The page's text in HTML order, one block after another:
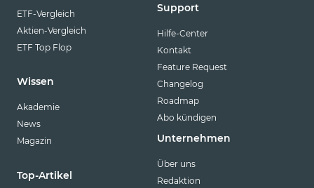
ETF-Vergleich
Aktien-Vergleich
ETF Top Flop
Wissen
Akademie
News
Magazin
Top-Artikel
Support
Hilfe-Center
Kontakt
Feature Request
Changelog
Roadmap
Abo kündigen
Unternehmen
Über uns
Redaktion